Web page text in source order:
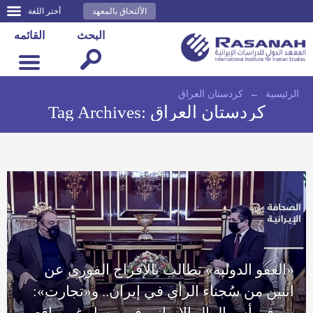
أختر اللغة الألتحاق بالمعهد
القائمه البحث
الرئيسية ← كردستان العراق
Tag Archives: كردستان العراق
«العفو الدولية» تطالب بالإفراج الفوري عن
اثنين من سُجناء الرأي في إيران.. و«تجارت»: